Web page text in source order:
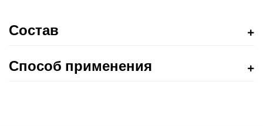
Состав
Способ применения